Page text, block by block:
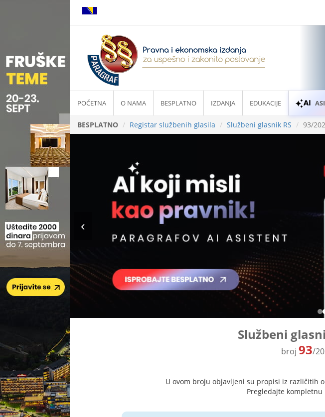
POČETNA O NAMA BESPLATNO IZDANJA EDUKACIJE
BESPLATNO Registar službenih glasila Službeni glasnik RS 93/
Službeni
broj 93/
U ovom broju objavljeni su propisi iz različitih
Pregledajte